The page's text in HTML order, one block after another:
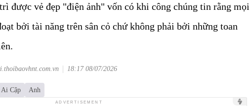
được vẻ đẹp "điện ảnh" vốn có khi công chúng tin rằng mọi
bởi tài năng trên sân cỏ chứ không phải bởi những toan
18:17 08/07/2026
Ai Cập Anh
ADVERTISEMENT
Unmute